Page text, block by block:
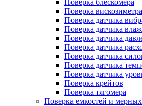
Поверка блескомера
Поверка вискозиметра
Поверка датчика
Поверка датчика
Поверка датчика
Поверка датчика
Поверка датчика
Поверка датчика
Поверка датчика
Поверка крейтов
Поверка тягомера
Поверка емкостей и мерных